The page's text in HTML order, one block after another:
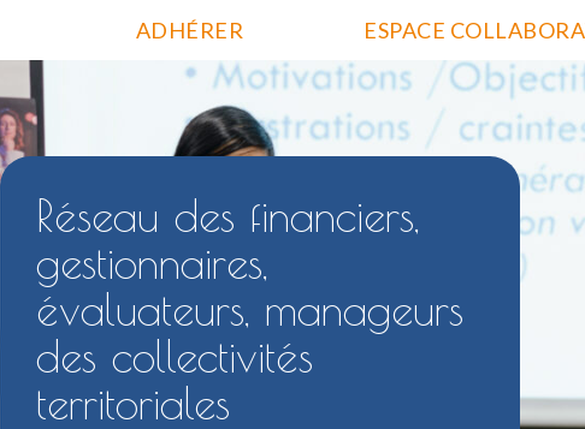
ESPACE
ADHÉRER
Réseau des financiers,
gestionnaires,
évaluateurs, manageurs
des collectivités
territoriales